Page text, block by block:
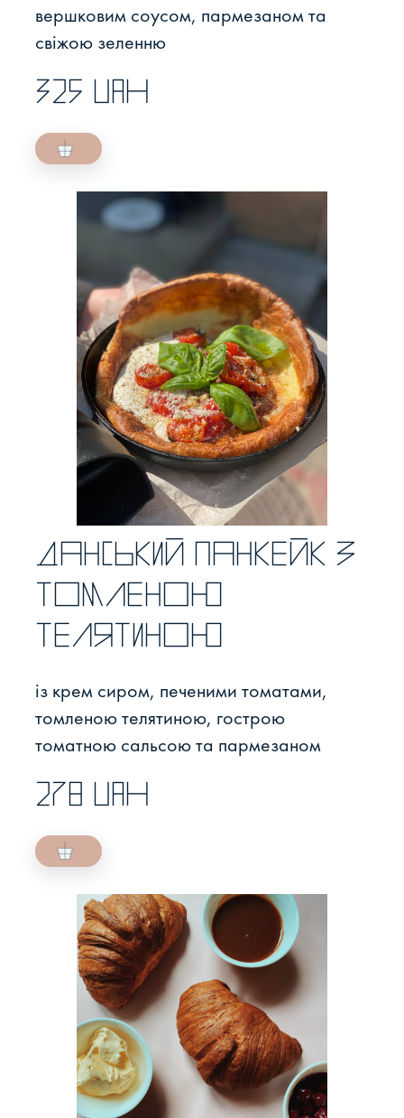
вершковим соусом, пармезаном та
свіжою зеленню
325 UAH
Данський панкейк з
томленою
телятиною
із крем сиром, печеними томатами,
томленою телятиною, гострою
томатною сальсою та пармезаном
278 UAH